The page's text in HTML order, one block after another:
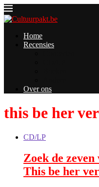
Home
Recensies
Over ons
this be her
CD/LP
Zoek de
This be her